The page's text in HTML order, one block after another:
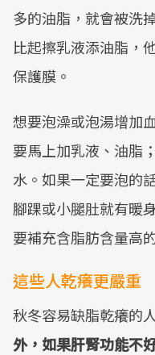
多的油脂，就會被洗
比起擦乳液添油脂，
保護膜。
想要泡澡或泡湯增加
要馬上加乳液、油脂
水。如果一定要泡的
腳踝或小腿肚就有暖
要補充含脂肪含量高
這些人乾癢更嚴重
秋冬容易缺脂乾癢的
外，如果肝腎功能不